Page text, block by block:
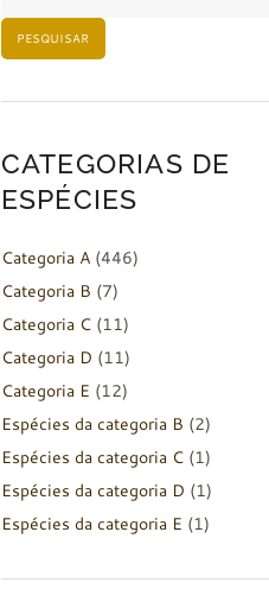
PESQUISAR
CATEGORIAS DE
ESPÉCIES
Categoria A(446)
Categoria B (7)
Categoria C(11)
Categoria D (11)
Categoria E (12)
Espécies da categoria B (2)
Espécies da categoria C(1)
Espécies da categoria D (1)
Espécies da categoria E (1)